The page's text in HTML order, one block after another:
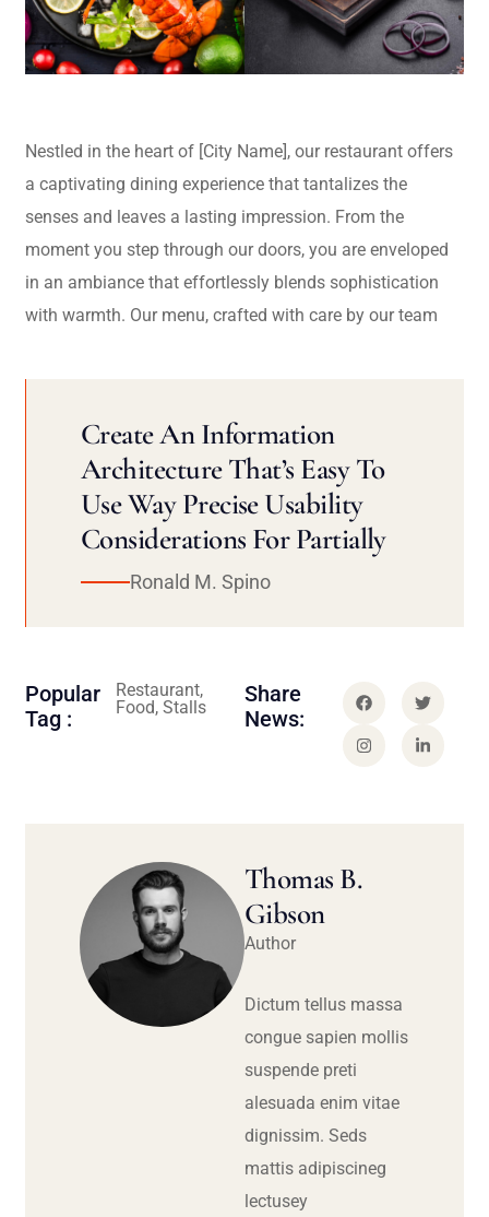
Nestled in the heart of [City Name], our restaurant offers
a captivating dining experience that tantalizes the
senses and leaves a lasting impression. From the
moment you step through our doors, you are enveloped
in an ambiance that effortlessly blends sophistication
with warmth. Our menu, crafted with care by our team
Create An Information
Architecture That’s Easy To
Use Way Precise Usability
Considerations For Partially
Ronald M. Spino
Popular
Tag :
Restaurant,
Food, Stalls
Share
News:
Thomas B.
Gibson
Author
Dictum tellus massa
congue sapien mollis
suspende preti
alesuada enim vitae
dignissim. Seds
mattis adipiscineg
lectusey